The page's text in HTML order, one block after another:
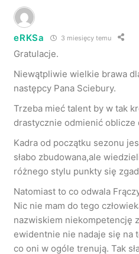
eRKSa 3 miesięcy temu
Gratulacje.
Niewątpliwie wielkie brawa
następcy Pana Sciebury.
Trzeba mieć talent by w tak
drastycznie odmienić oblicze
Kadra od początku sezonu
słabo zbudowana,ale
różnego stylu punkty się
Natomiast to co odwala
Nic nie mam do tego
nazwiskiem niekompetencję
ewidentnie nie nadaje się na
co oni w ogóle trenują. Tak